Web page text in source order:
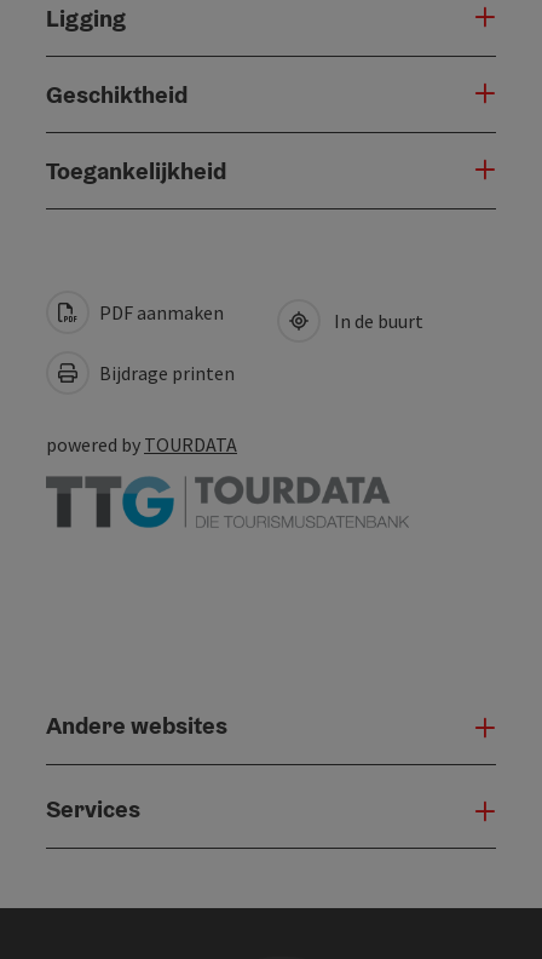
Ligging
Geschiktheid
Toegankelijkheid
PDF aanmaken
Bijdrage printen
In de buurt
powered by TOURDATA
Andere websites
Services